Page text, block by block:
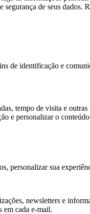
de seus
de identificação e
tempo de visita e
e personalizar o
personalizar sua
newsletters e
em cada e-mail.